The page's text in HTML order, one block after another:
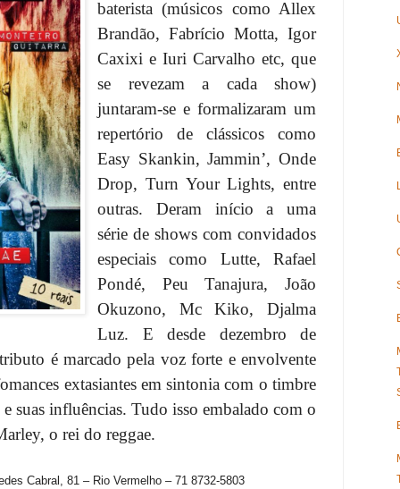
baterista (músicos como Allex
Brandão, Fabrício Motta, Igor
Caxixi e Iuri Carvalho etc, que
se revezam a cada show)
juntaram-se e formalizaram um
repertório de clássicos como
Easy Skankin, Jammin’, Onde
Drop, Turn Your Lights, entre
outras. Deram início a uma
série de shows com convidados
especiais como Lutte, Rafael
Pondé, Peu Tanajura, João
Okuzono, Mc Kiko, Djalma
Luz. E desde dezembro de
é marcado pela voz forte e envolvente
extasiantes em sintonia com o timbre
suas influências. Tudo isso embalado com o
o rei do reggae.
Cabral, 81 – Rio Vermelho – 71 8732-5803